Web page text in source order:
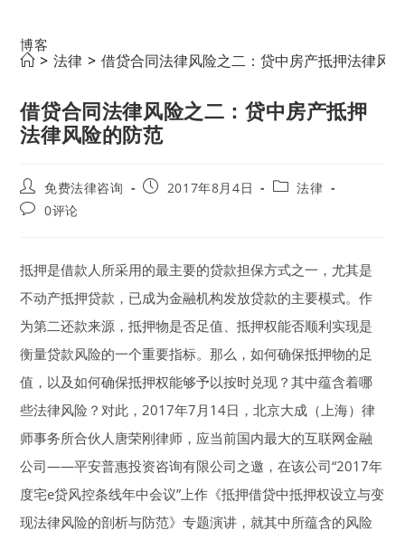
博客
> 法律 > 借贷合同法律风险之二：贷中房产抵押法律风
借贷合同法律风险之二：贷中房产抵押
法律风险的防范
Post
author:
免费法律咨询
Post2017年8月4日
Post法律
Post0评论
抵押是借款人所采用的最主要的贷款担保方式之一，尤其是
不动产抵押贷款，已成为金融机构发放贷款的主要模式。作
为第二还款来源，抵押物是否足值、抵押权能否顺利实现是
衡量贷款风险的一个重要指标。那么，如何确保抵押物的足
值，以及如何确保抵押权能够予以按时兑现？其中蕴含着哪
些法律风险？对此，2017年7月14日，北京大成（上海）律
师事务所合伙人唐荣刚律师，应当前国内最大的互联网金融
公司——平安普惠投资咨询有限公司之邀，在该公司“2017年
度宅e贷风控条线年中会议”上作《抵押借贷中抵押权设立与变
现法律风险的剖析与防范》专题演讲，就其中所蕴含的风险